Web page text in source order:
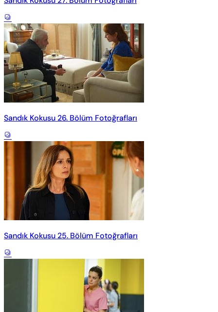
Sandık Kokusu 26. Bölüm Fotoğrafları
Sandık Kokusu 25. Bölüm Fotoğrafları